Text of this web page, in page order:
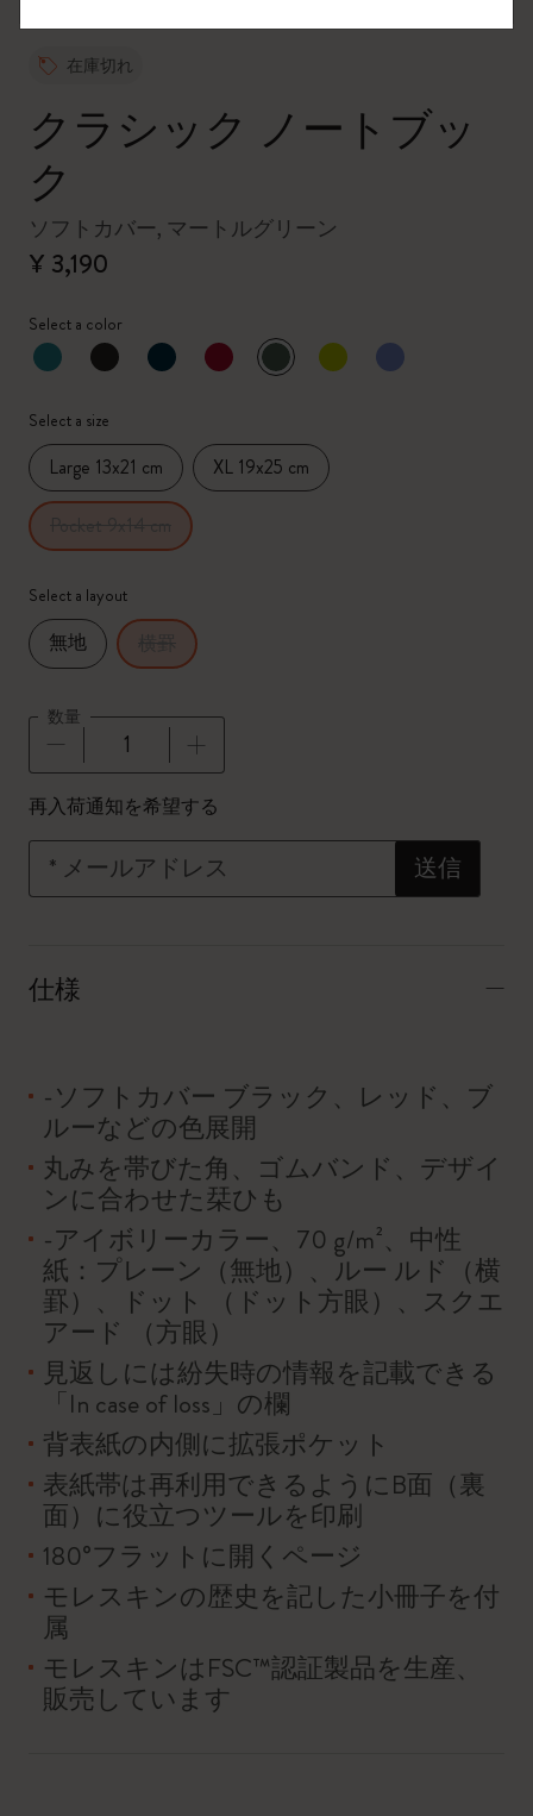
在庫切れ
クラシック ノートブッ
ク
ソフトカバー, マートルグリーン
¥ 3,190
Select a color
選択済
*選択したカラー
Select a size
Large 13x21 cm XL 19x25 cm
Select a layout
無地
数量
数量が1に更新されました
再入荷通知を希望する
送信
* メールアドレス
仕様
-ソフトカバー ブラック、レッド、ブ
ルーなどの色展開
丸みを帯びた角、ゴムバンド、デザイ
ンに合わせた栞ひも
-アイボリーカラー、70 g/m²、中性
紙：プレーン（無地）、ルー ルド（横
罫）、ドット （ドット方眼）、スクエ
アード （方眼）
見返しには紛失時の情報を記載できる
「In case of loss」の欄
背表紙の内側に拡張ポケット
表紙帯は再利用できるようにB面（裏
面）に役立つツールを印刷
180°フラットに開くページ
モレスキンの歴史を記した小冊子を付
属
モレスキンはFSC™認証製品を生産、
販売しています